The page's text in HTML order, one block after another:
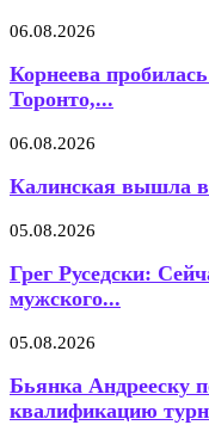
06.08.2026
Корнеева
Торонто,...
06.08.2026
Калинская вышла в
05.08.2026
Грег Руседски:
мужского...
05.08.2026
Бьянка Андрееску
квалификацию